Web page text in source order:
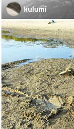
kulumi